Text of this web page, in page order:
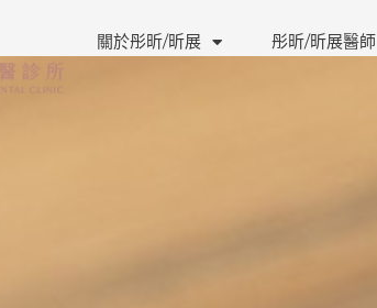
關於彤昕/昕展 彤昕/昕展醫師